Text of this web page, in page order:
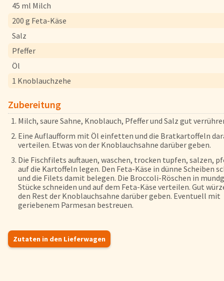
Nährwerte & Allergene
Herkunftsländer
Lieferwagen
Login
Startseite
Genussflyer
Kontakt
AGB & Datenschutz
Registrieren
45 ml Milch
200 g Feta-Käse
Salz
Pfeffer
Öl
1 Knoblauchzehe
Zubereitung
Milch, saure Sahne, Knoblauch, Pfeffer und Salz gut
Eine Auflaufform mit Öl einfetten und die Bratkartoffeln
verteilen. Etwas von der Knoblauchsahne darüber geben.
Die Fischfilets auftauen, waschen, trocken tupfen, salzen,
auf die Kartoffeln legen. Den Feta-Käse in dünne Scheiben
und die Filets damit belegen. Die Broccoli-Röschen in
Stücke schneiden und auf dem Feta-Käse verteilen. Gut
den Rest der Knoblauchsahne darüber geben. Eventuell mit
geriebenem Parmesan bestreuen.
Zutaten in den Lieferwagen